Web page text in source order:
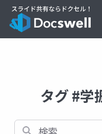
タグ #学
検索